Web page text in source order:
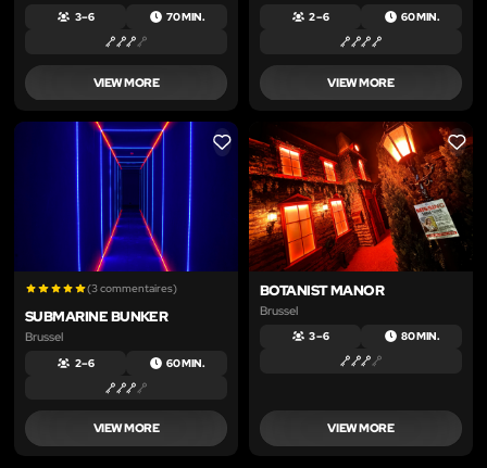
3 – 6 70 MIN.
VIEW MORE
2 – 6 60 MIN.
VIEW MORE
LIKE
(3 commentaires)
SUBMARINE BUNKER
Brussel
2 – 6 60 MIN.
VIEW MORE
LIKE
BOTANIST MANOR
Brussel
3 – 6 80 MIN.
VIEW MORE